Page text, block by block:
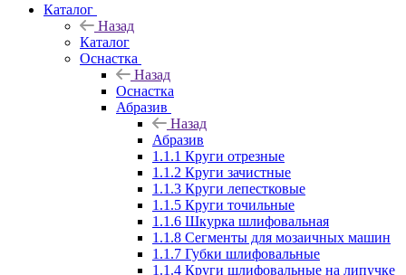
Каталог
Назад
Каталог
Оснастка
Назад
Оснастка
Абразив
Назад
Абразив
1.1.1 Круги отрезные
1.1.2 Круги зачистные
1.1.3 Круги лепестковые
1.1.5 Круги точильные
1.1.6 Шкурка шлифовальная
1.1.8 Сегменты для мозаичных машин
1.1.7 Губки шлифовальные
1.1.4 Круги шлифовальные на липучке